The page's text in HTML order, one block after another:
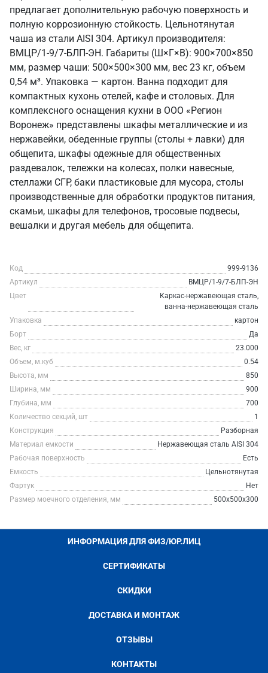
предлагает дополнительную рабочую поверхность и
полную коррозионную стойкость. Цельнотянутая
чаша из стали AISI 304. Артикул производителя:
ВМЦР/1-9/7-БЛП-ЭН. Габариты (Ш×Г×В): 900×700×850
мм, размер чаши: 500×500×300 мм, вес 23 кг, объем
0,54 м³. Упаковка — картон. Ванна подходит для
компактных кухонь отелей, кафе и столовых. Для
комплексного оснащения кухни в ООО «Регион
Воронеж» представлены шкафы металлические и из
нержавейки, обеденные группы (столы + лавки) для
общепита, шкафы одежные для общественных
раздевалок, тележки на колесах, полки навесные,
стеллажи СГР, баки пластиковые для мусора, столы
производственные для обработки продуктов питания,
скамьи, шкафы для телефонов, тросовые подвесы,
вешалки и другая мебель для общепита.
Код
999-9136
Артикул
ВМЦР/1-9/7-БЛП-ЭН
Цвет
Каркас-нержавеющая сталь,
ванна-нержавеющая сталь
Упаковка
картон
Борт
Да
Вес, кг
23.000
Объем, м.куб
0.54
Высота, мм
850
Ширина, мм
900
Глубина, мм
700
Количество секций, шт
1
Конструкция
Разборная
Материал емкости
Нержавеющая сталь AISI 304
Рабочая поверхность
Есть
Емкость
Цельнотянутая
Фартук
Нет
Размер моечного отделения, мм
500х500х300
ИНФОРМАЦИЯ ДЛЯ ФИЗ/ЮР.ЛИЦ
СЕРТИФИКАТЫ
СКИДКИ
ДОСТАВКА И МОНТАЖ
ОТЗЫВЫ
КОНТАКТЫ